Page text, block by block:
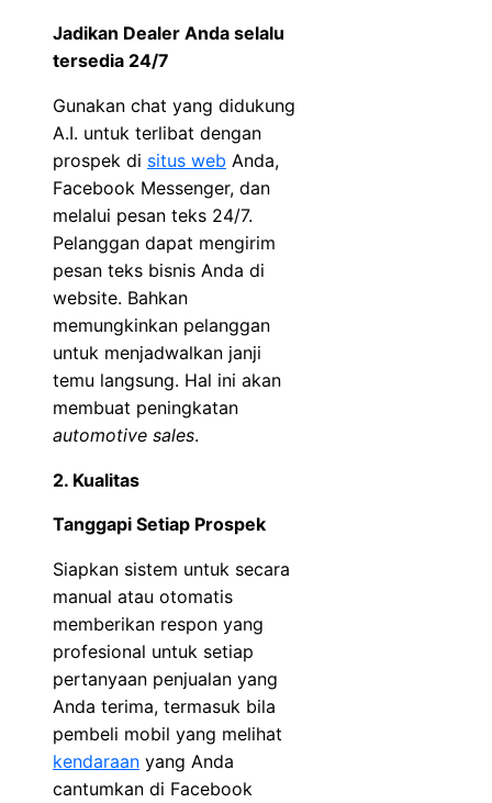
Jadikan Dealer Anda selalu
tersedia 24/7
Gunakan chat yang didukung
A.I. untuk terlibat dengan
prospek di situs web Anda,
Facebook Messenger, dan
melalui pesan teks 24/7.
Pelanggan dapat mengirim
pesan teks bisnis Anda di
website. Bahkan
memungkinkan pelanggan
untuk menjadwalkan janji
temu langsung. Hal ini akan
membuat peningkatan
automotive sales.
2. Kualitas
Tanggapi Setiap Prospek
Siapkan sistem untuk secara
manual atau otomatis
memberikan respon yang
profesional untuk setiap
pertanyaan penjualan yang
Anda terima, termasuk bila
pembeli mobil yang melihat
kendaraan yang Anda
cantumkan di Facebook